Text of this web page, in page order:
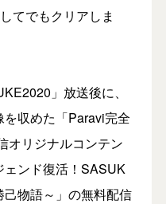
てでもクリアしま
」放送後に、
収めた「Paravi完全
オリジナルコンテン
ンド復活！SASUK
物語～」の無料配信